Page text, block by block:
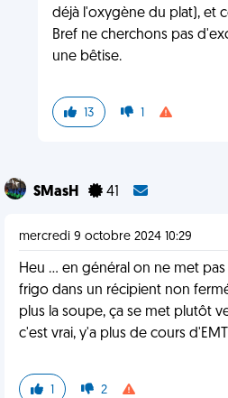
déjà l'oxygène du plat), et
Bref ne cherchons pas
une bêtise.
13 1
SMasH 41
mercredi 9 octobre 2024 10:29
Heu ... en général on ne met
frigo dans un récipient non
plus la soupe, ça se met plutôt
c'est vrai, y'a plus de cours
1 2